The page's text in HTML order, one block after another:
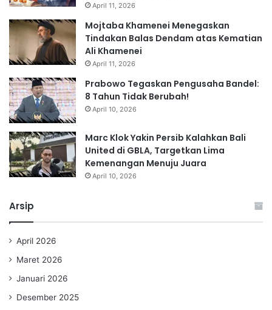
April 11, 2026
Mojtaba Khamenei Menegaskan
Tindakan Balas Dendam atas Kematian
Ali Khamenei
April 11, 2026
Prabowo Tegaskan Pengusaha Bandel:
8 Tahun Tidak Berubah!
April 10, 2026
Marc Klok Yakin Persib Kalahkan Bali
United di GBLA, Targetkan Lima
Kemenangan Menuju Juara
April 10, 2026
Arsip
April 2026
Maret 2026
Januari 2026
Desember 2025